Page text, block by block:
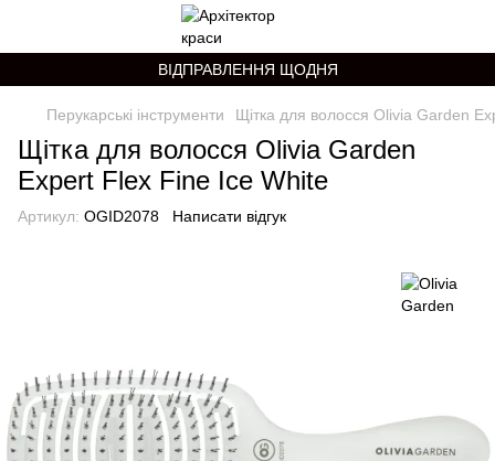
ВІДПРАВЛЕННЯ ЩОДНЯ
Перукарські інструменти Щітка для волосся Olivia Garden
Щітка для волосся Olivia Garden
Expert Flex Fine Ice White
Артикул: OGID2078 Написати відгук